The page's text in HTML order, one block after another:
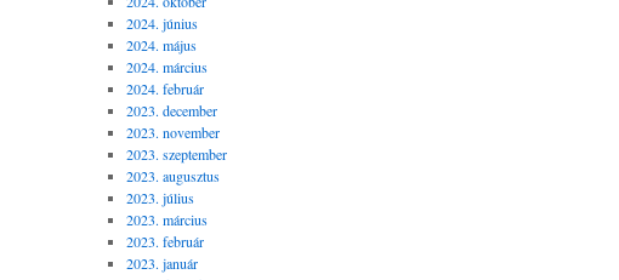
2024. június
2024. május
2024. március
2024. február
2023. december
2023. november
2023. szeptember
2023. augusztus
2023. július
2023. március
2023. február
2023. január